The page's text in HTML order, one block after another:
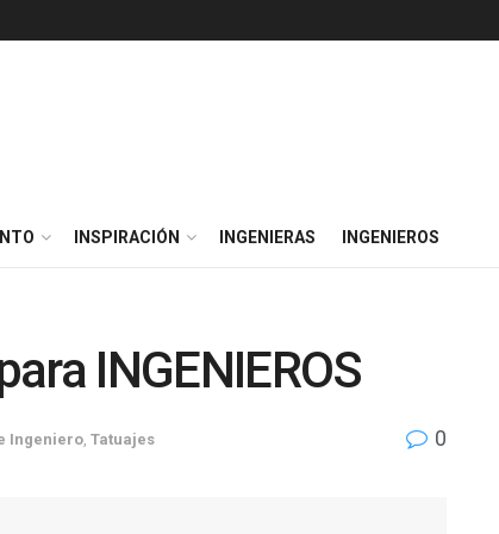
INSPIRACIÓN INGENIERAS INGENIEROS
INGENIEROS
Ingeniero Tatuajes 0